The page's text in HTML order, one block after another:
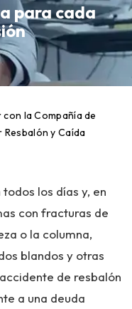
para cada
la Compañía de
Resbalón y Caída
los días y, en
con fracturas de
o la columna,
blandos y otras
de resbalón
a una deuda